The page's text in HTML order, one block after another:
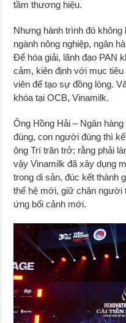
tầm thương hiệu.
Nhưng hành trình đó
ngành nông nghiệp, ngân
Để hóa giải, lãnh đạo PAN
cảm, kiên định với mục
viên để tạo sự đồng lòng.
khóa tại OCB, Vinamilk.
Ông Hồng Hải – Ngân
đúng, con người đúng thì
ông Trí trăn trở: rằng phải
vậy Vinamilk đã xây dụng
trong di sản, đúc kết thành
thế hệ mới, giữ chân người
ứng bối cảnh mới.